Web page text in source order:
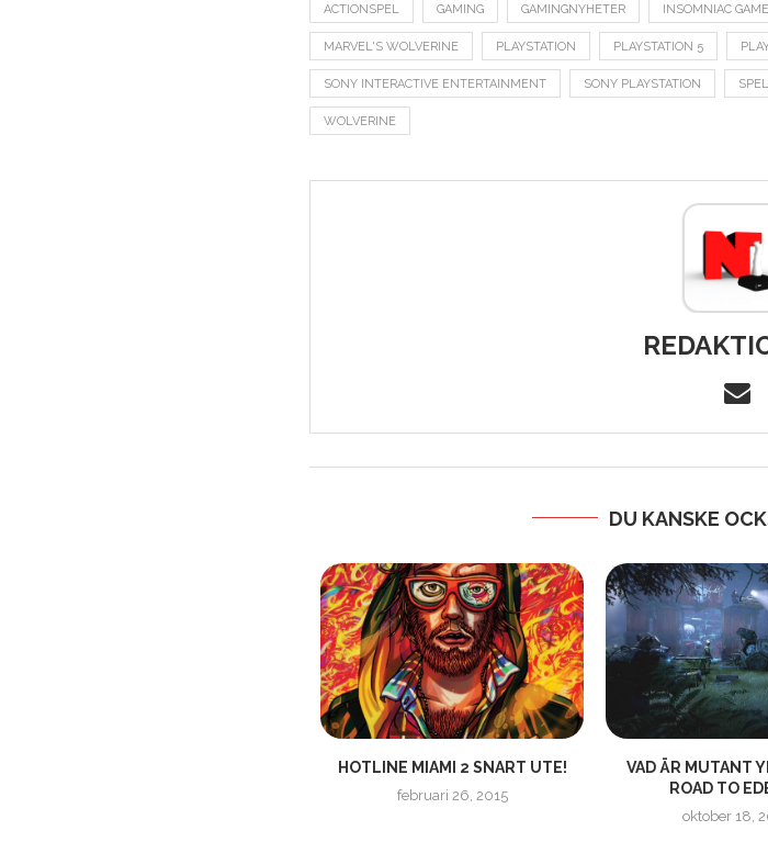
ACTIONSPEL GAMING GAMINGNYHETER INSOMNIAC
MARVEL'S WOLVERINE PLAYSTATION PLAYSTATION 5
SONY INTERACTIVE ENTERTAINMENT SONY PLAYSTATION
WOLVERINE
DU KANSKE
HOTLINE MIAMI 2 SNART UTE!
februari 26, 2015
VAD ÄR MUTANT
ROAD TO
oktober 18,